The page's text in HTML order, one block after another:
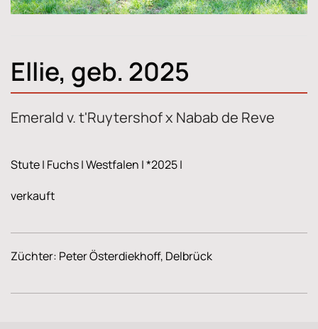
Ellie, geb. 2025
Emerald v. t'Ruytershof x Nabab de Reve
Stute | Fuchs | Westfalen | *2025 |
verkauft
Züchter: Peter Österdiekhoff, Delbrück